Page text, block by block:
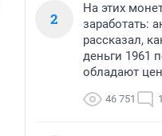
2
На этих
заработать:
рассказал,
деньги 1961
обладают
46 751